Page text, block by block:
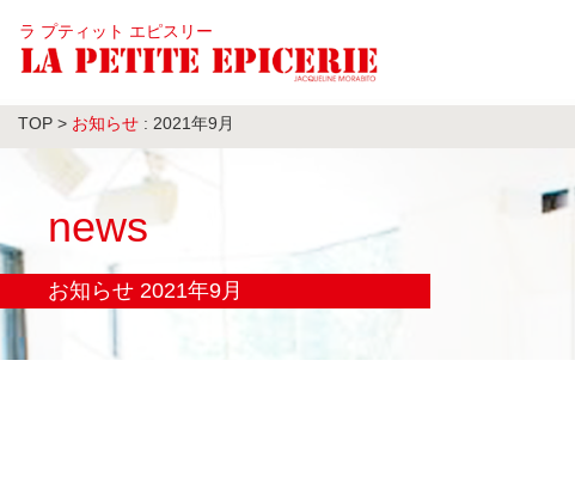
ラ プティット エピスリー
TOP > お知らせ : 2021年9月
news
お知らせ 2021年9月